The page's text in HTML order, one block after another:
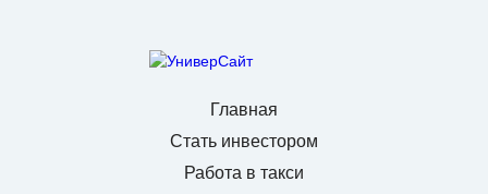
Главная
Стать инвестором
Работа в такси